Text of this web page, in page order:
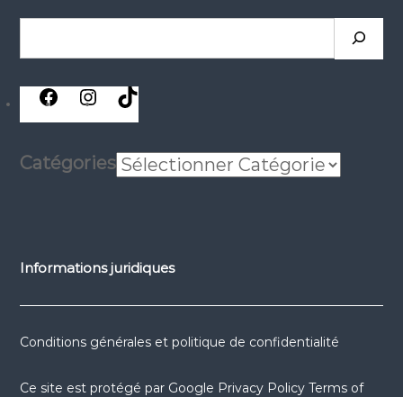
réseaux réseaux
sociaux
réseaux
Catégories
Informations juridiques
Conditions générales et politique de confidentialité
Ce site est protégé par Google Privacy Policy Terms of